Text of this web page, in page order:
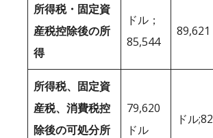
所得税・固定資
産税控除後の所
得
ドル；
85,544
所得税、固定資
産税、消費税控
除後の可処分所
79,620
ドル
ドル